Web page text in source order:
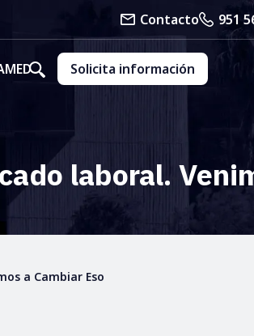
Contacto 951
Solicita información
laboral.
a Cambiar Eso